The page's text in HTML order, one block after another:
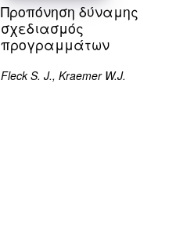
Προπόνηση δύναμης
σχεδιασμός
προγραμμάτων
Fleck S. J., Kraemer W.J.